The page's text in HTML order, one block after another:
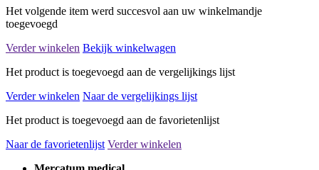
Het volgende item werd succesvol aan uw winkelmandje
toegevoegd
Verder winkelen Bekijk winkelwagen
Het product is toegevoegd aan de vergelijkings lijst
Verder winkelen Naar de vergelijkings lijst
Het product is toegevoegd aan de favorietenlijst
Naar de favorietenlijst Verder winkelen